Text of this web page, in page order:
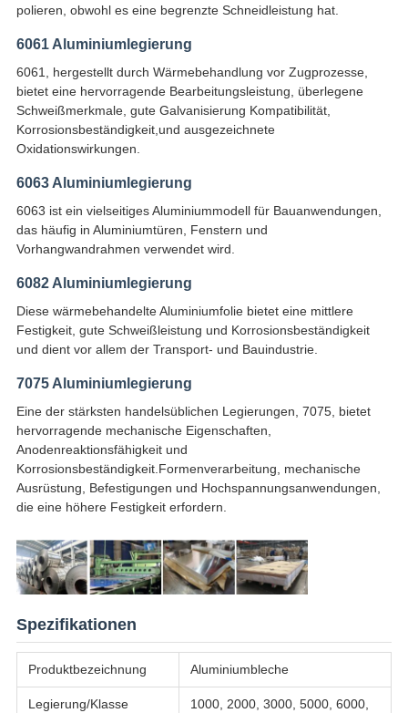
polieren, obwohl es eine begrenzte Schneidleistung hat.
6061 Aluminiumlegierung
6061, hergestellt durch Wärmebehandlung vor Zugprozesse,
bietet eine hervorragende Bearbeitungsleistung, überlegene
Schweißmerkmale, gute Galvanisierung Kompatibilität,
Korrosionsbeständigkeit,und ausgezeichnete
Oxidationswirkungen.
6063 Aluminiumlegierung
6063 ist ein vielseitiges Aluminiummodell für Bauanwendungen,
das häufig in Aluminiumtüren, Fenstern und
Vorhangwandrahmen verwendet wird.
6082 Aluminiumlegierung
Diese wärmebehandelte Aluminiumfolie bietet eine mittlere
Festigkeit, gute Schweißleistung und Korrosionsbeständigkeit
und dient vor allem der Transport- und Bauindustrie.
7075 Aluminiumlegierung
Eine der stärksten handelsüblichen Legierungen, 7075, bietet
hervorragende mechanische Eigenschaften,
Anodenreaktionsfähigkeit und
Korrosionsbeständigkeit.Formenverarbeitung, mechanische
Ausrüstung, Befestigungen und Hochspannungsanwendungen,
die eine höhere Festigkeit erfordern.
Spezifikationen
Produktbezeichnung Aluminiumbleche
Legierung/Klasse 1000, 2000, 3000, 5000, 6000,